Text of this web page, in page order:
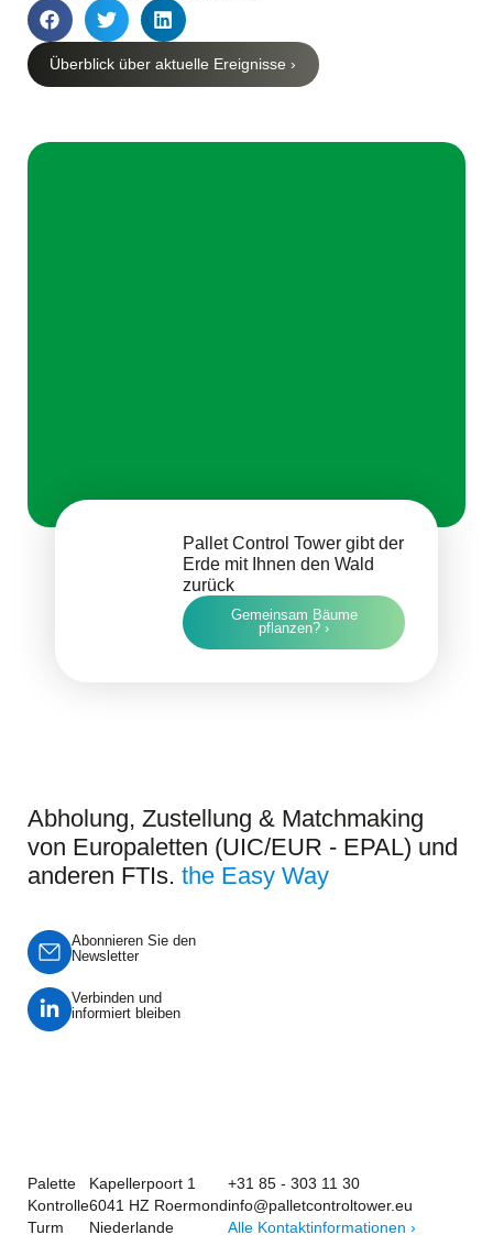
Überblick über aktuelle Ereignisse ›
Pallet Control Tower gibt der
Erde mit Ihnen den Wald
zurück
Gemeinsam Bäume
pflanzen? ›
Abholung, Zustellung & Matchmaking
von Europaletten (UIC/EUR - EPAL) und
anderen FTIs. the Easy Way
Abonnieren Sie den
Newsletter
Verbinden und
informiert bleiben
Palette
Kontrolle
Turm
Kapellerpoort 1
6041 HZ Roermond
Niederlande
+31 85 - 303 11 30
info@palletcontroltower.eu
Alle Kontaktinformationen ›